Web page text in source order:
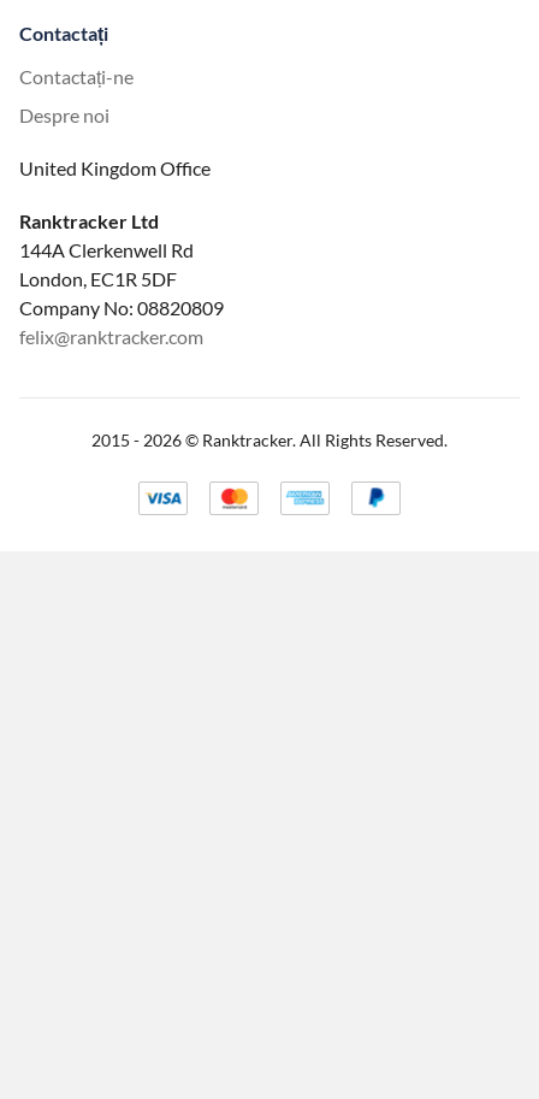
Contactați
Contactați-ne
Despre noi
United Kingdom Office
Ranktracker Ltd
144A Clerkenwell Rd
London, EC1R 5DF
Company No: 08820809
felix@ranktracker.com
2015 - 2026© Ranktracker. All Rights Reserved.